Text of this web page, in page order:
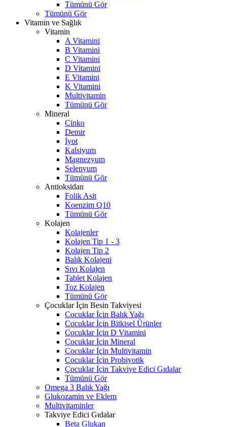
Tümünü Gör
Tümünü Gör
Vitamin ve Sağlık
Vitamin
A Vitamini
B Vitamini
C Vitamini
D Vitamini
E Vitamini
K Vitamini
Multivitamin
Tümünü Gör
Mineral
Çinko
Demir
İyot
Kalsiyum
Magnezyum
Selenyum
Tümünü Gör
Antioksidan
Folik Asit
Koenzim Q10
Tümünü Gör
Kolajen
Kolajenler
Kolajen Tip 1 - 3
Kolajen Tip 2
Balık Kolajeni
Sıvı Kolajen
Tablet Kolajen
Toz Kolajen
Tümünü Gör
Çocuklar İçin Besin Takviyesi
Çocuklar İçin Balık Yağı
Çocuklar İçin Bitkisel Ürünler
Çocuklar İçin D Vitamini
Çocuklar İçin Mineral
Çocuklar İçin Multivitamin
Çocuklar İçin Probiyotik
Çocuklar İçin Takviye Edici Gıdalar
Tümünü Gör
Omega 3 Balık Yağı
Glukozamin ve Eklem
Multivitaminler
Takviye Edici Gıdalar
Beta Glukan